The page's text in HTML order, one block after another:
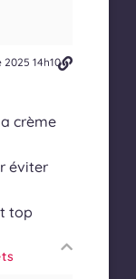
2025 14h10
crème
éviter
top